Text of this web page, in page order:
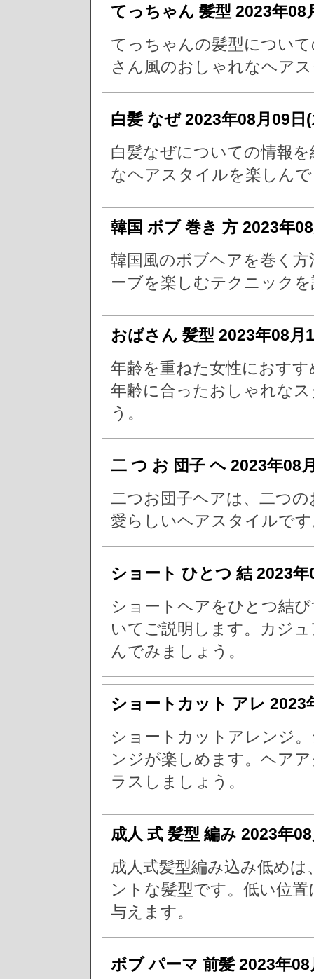
てっちゃん 髪型 2023年08
てっちゃんの髪型につい
さん風のおしゃれなヘア
白髪 なぜ2023年08月09
白髪なぜについての情報
なヘアスタイルを楽しん
韓国 ボブ 巻き 方 2023年
韓国風のボブヘアを巻く
ーブを楽しむテクニック
おばさん 髪型 2023年08月
年齢を重ねた女性におす
年齢に合ったおしゃれな
う。
二 つ お 団子 ヘ 2023年08
二つお団子ヘアは、二つ
愛らしいヘアスタイルで
ショート ひとつ 結 2023
ショートヘアをひとつ結
いてご説明します。カジ
んでみましょう。
ショートカット アレ 2023
ショートカットアレンジ
ンジが楽しめます。ヘア
ラスしましょう。
成人 式 髪型 編み 2023年
成人式髪型編み込み低め
ントな髪型です。低い位
与えます。
ボブ パーマ 前髪 2023年